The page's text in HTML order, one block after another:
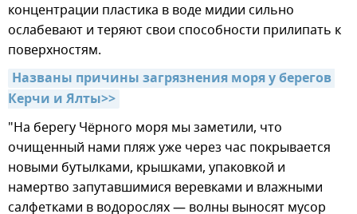
концентрации пластика в воде мидии сильно
ослабевают и теряют свои способности прилипать к
поверхностям.
Названы причины загрязнения моря у берегов
Керчи и Ялты>>
"На берегу Чёрного моря мы заметили, что
очищенный нами пляж уже через час покрывается
новыми бутылками, крышками, упаковкой и
намертво запутавшимися веревками и влажными
салфетками в водорослях — волны выносят мусор